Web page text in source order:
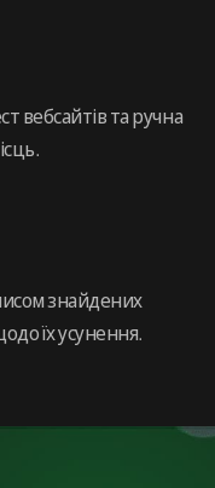
вебсайтів та ручна
знайдених
їх усунення.